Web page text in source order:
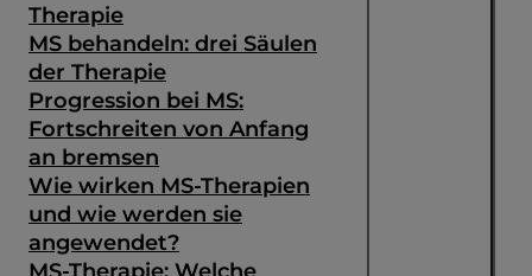
Therapie
MS behandeln: drei Säulen
der Therapie
Progression bei MS:
Fortschreiten von Anfang
an bremsen
Wie wirken MS-Therapien
und wie werden sie
angewendet?